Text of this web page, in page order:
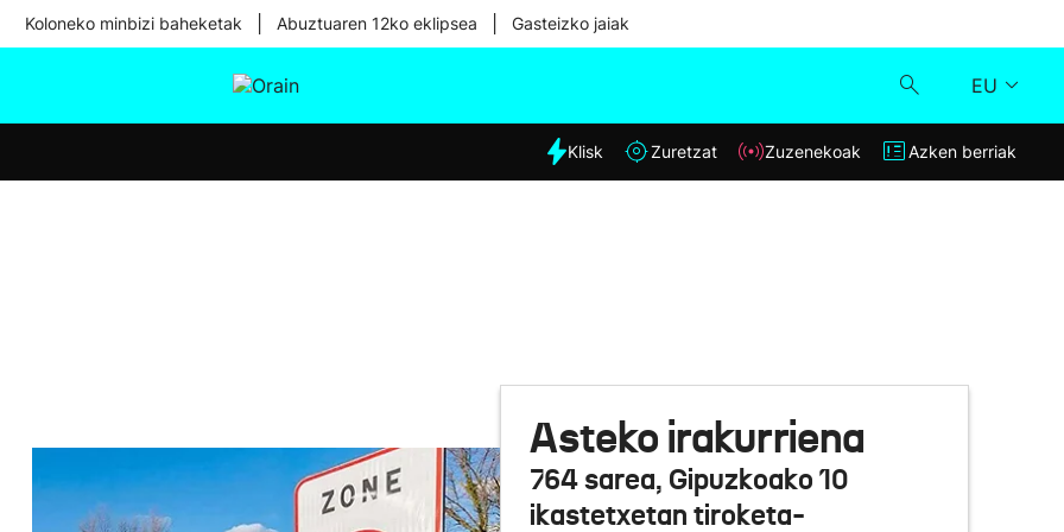
Koloneko minbizi baheketak Abuztuaren 12ko eklipsea Gasteizko jaiak
EU
Eguraldia
Klisk
Azken berriak
Klisk Zuretzat Zuzenekoak Azken berriak
Asteko irakurriena
764 sarea, Gipuzkoako 10
ikastetxetan tiroketa-